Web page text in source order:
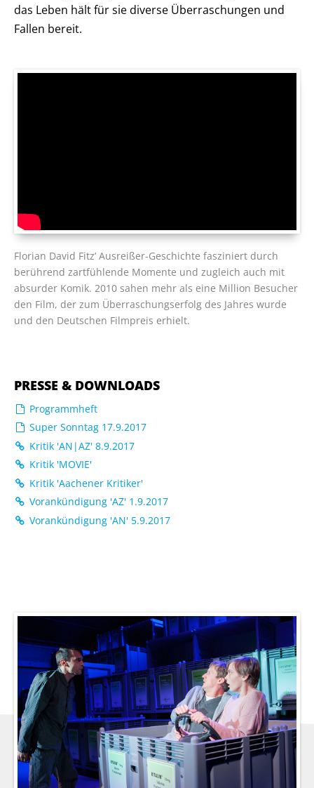
das Leben hält für sie diverse Überraschungen und
Fallen bereit.
Florian David Fitz’ Ausreißer-Geschichte fasziniert durch
berührend zartfühlende Momente und zugleich auch mit
absurder Komik. 2010 sahen mehr als eine Million Besucher
den Film, der zum Überraschungserfolg des Jahres wurde
und den Deutschen Filmpreis erhielt.
PRESSE & DOWNLOADS
Programmheft
Super Sonntag 17.9.2017
Kritik 'AN|AZ' 8.9.2017
Kritik 'MOVIE'
Kritik 'Aachener Kritiker'
Vorankündigung 'AZ' 1.9.2017
Vorankündigung 'AN' 5.9.2017